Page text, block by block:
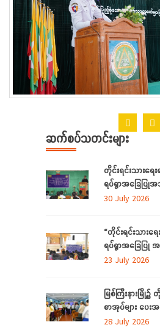
ဆက်စပ်သတင်းများ
တိုင်းရင်းသားရေ
ရပ်ရွာအခြေပြုအ
လိုအပ်ချက်တို့ကို ဆ
30 July 2026
“တိုင်းရင်းသားရ
ရပ်ရွာအခြေပြု
ပညာ လိုအပ်ချက် ဆ
23 July 2026
မြစ်ကြီးနားမြို့၌
စာအုပ်များ ပေး
28 July 2026